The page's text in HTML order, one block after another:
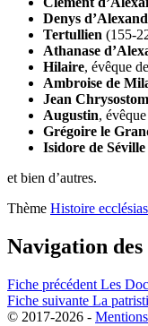
Denys
Tertullien (155-
Athanase
Hilaire, évêque
Ambroise de
Jean
Augustin,
Grégoire le
Isidore de Séville
et bien d’autres.
Thème Histoire
Navigation
Fiche précédent Les
Fiche suivante La
© 2017-2026 -